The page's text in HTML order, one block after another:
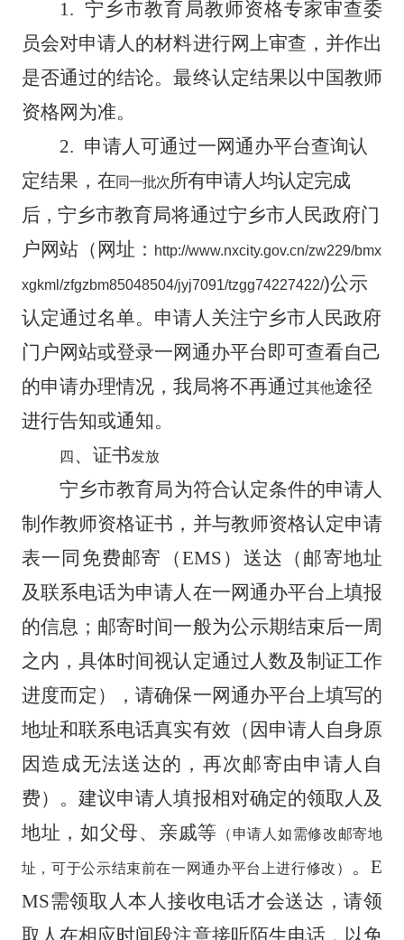
1. 宁乡市教育局教师资格专家审查委
员会对申请人的材料进行网上审查，并作出
是否通过的结论。最终认定结果以中国教师
资格网为准。
2. 申请人可通过一网通办平台查询认
定结果， 在同一批次所有申请人均认定完成
后， 宁乡市教育局将通过宁乡市人民政府门
户网站（网址 ： http://www.nxcity.gov.cn/zw229/bmx
xgkml/zfgzbm85048504/jyj7091/tzgg74227422/)公示
认定通过名单。申请人关注宁乡市人民政府
门户网站或登录一网通办平台即可查看自己
的申请办理情况，我局将不再通过其他途径
进行告知或通知。
四 、证书发放
宁乡市教育局为符合认定条件的申请人
制作教师资格证书，并与教师资格认定申请
表一同免费邮寄（EMS ）送达（邮寄地址
及联系电话为申请人在一网通办平台上填报
的信息；邮寄时间一般为公示期结束后一周
之内，具体时间视认定通过人数及制证工作
进度而定），请确保一网通办平台上填写的
地址和联系电话真实有效（因申请人自身原
因造成无法送达的，再次邮寄由申请人自
费）。建议申请人填报相对确定的领取人及
地址，如父母、亲戚等
（ 申请人如需修改邮寄地
址，可于公示结束前在一网通办平台上进行修改 ） 。E
MS需领取人本人接收电话才会送达，请领
取人在相应时间段注意接听陌生电话，以免